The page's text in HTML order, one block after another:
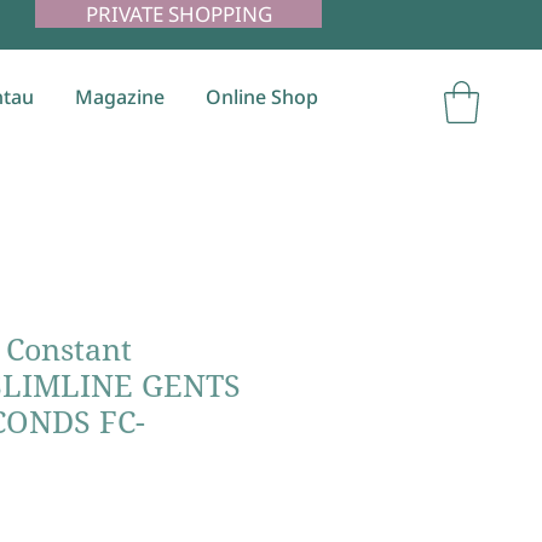
PRIVATE SHOPPING
Magazine Online Shop
GENTS
FC-